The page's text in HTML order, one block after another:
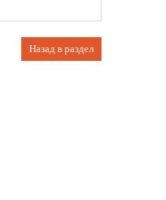
Назад в раздел